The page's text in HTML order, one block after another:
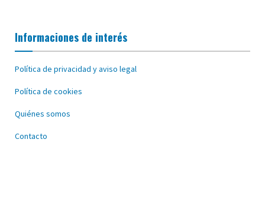
Informaciones de interés
Política de privacidad y aviso legal
Política de cookies
Quiénes somos
Contacto